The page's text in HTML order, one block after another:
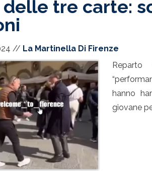
delle tre carte:
// La Martinella Di Firenze
hanno
giovane